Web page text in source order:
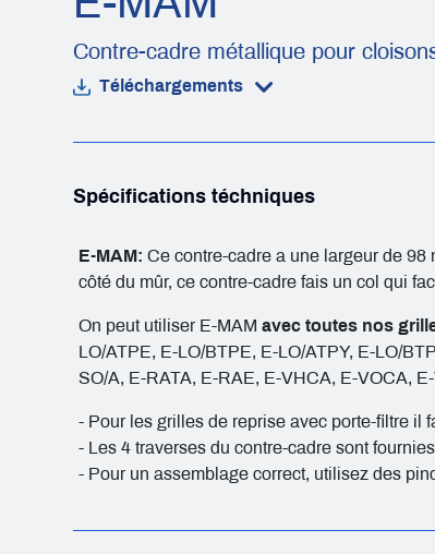
Contre-cadre métallique pour
Téléchargements
Spécifications téchniques
E-MAM: Ce contre-cadre a une largeur de
côté du mûr, ce contre-cadre fais un col qui
On peut utiliser E-MAMavec toutes nos
LO/ATPE, E-LO/BTPE, E-LO/ATPY, E-LO/
SO/A, E-RATA, E-RAE, E-VHCA, E-VOCA,
- Pour les grilles de reprise avec porte-filtre il
- Les 4 traverses du contre-cadre sont
- Pour un assemblage correct, utilisez des